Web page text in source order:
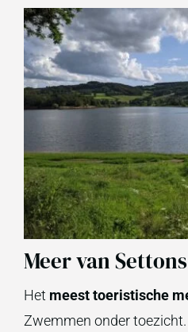
Meer van Settons
Het meest toeristische
Zwemmen onder